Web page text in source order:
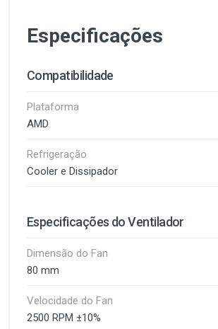
Especificações
Compatibilidade
Plataforma
AMD
Refrigeração
Cooler e Dissipador
Especificações do Ventilador
Dimensão do Fan
80 mm
Velocidade do Fan
2500 RPM ±10%